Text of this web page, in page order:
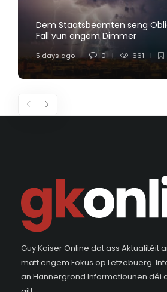
Dem Staatsbeamten seng
Fall vun engem Dimmer
5 days ago 0 661
Guy Kaiser Online dat ass Aktualitéit
matt engem Fokus op Lëtzebuerg.
an Hannergrond Informatiounen déi